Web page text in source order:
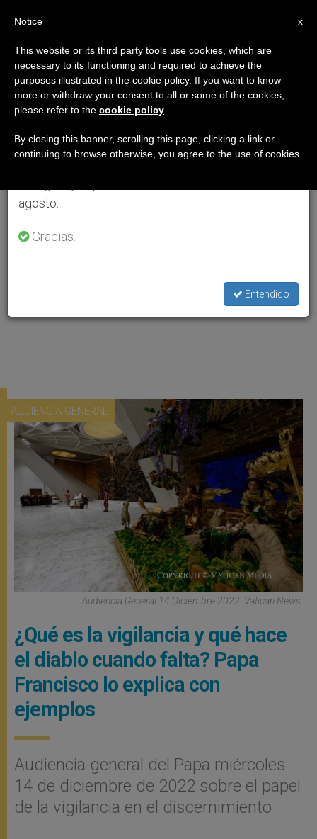
AUDIENCIA GENERAL
Audiencia General 14 Diciembre 2022. Vatican News.
¿Qué es la vigilancia y qué hace
el diablo cuando falta? Papa
Francisco lo explica con
ejemplos
Audiencia general del Papa miércoles
14 de diciembre de 2022 sobre el papel
de la vigilancia en el discernimiento
×
Aviso importante
Del 27 de julio al 7 de agosto haremos la pausa
anual, aprovechando que en el periodo de verano
se generan menos informaciones y también el
agosto.
Gracias.
Entendido
x
Notice
This website or its third party tools use cookies, which are
necessary to its functioning and required to achieve the
purposes illustrated in the cookie policy. If you want to know
more or withdraw your consent to all or some of the cookies,
please refer to the cookie policy
By closing this banner, scrolling this page, clicking a link or
continuing to browse otherwise, you agree to the use of cookies.